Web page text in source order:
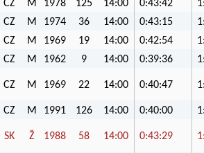
CZ M 1978 125 14:00 0:43:42
CZ M 1974 36 14:00 0:43:15
CZ M 1969 19 14:00 0:42:54
CZ M 1962 9 14:00 0:39:36
CZ M 1969 22 14:00 0:40:47
CZ M 1991 126 14:00 0:40:00
SK Ž 1988 58 14:00 0:43:29